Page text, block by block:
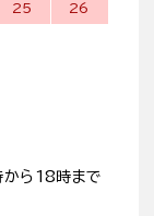
25 26
ら18時まで